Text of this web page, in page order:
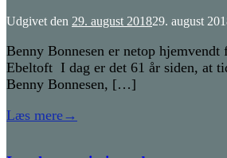
Udgivet den 29. august 201829. august
Benny Bonnesen er netop hjemvendt
Ebeltoft I dag er det 61 år siden, at
Benny Bonnesen, […]
Læs mere→